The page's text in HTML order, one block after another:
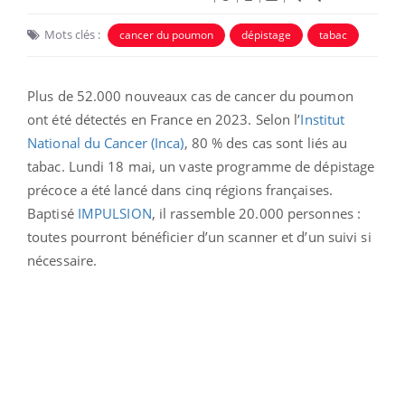
Mots clés : cancer du poumon dépistage tabac
Plus de 52.000 nouveaux cas de cancer du poumon
ont été détectés en France en 2023. Selon l’Institut
National du Cancer (Inca), 80 % des cas sont liés au
tabac. Lundi 18 mai, un vaste programme de dépistage
précoce a été lancé dans cinq régions françaises.
Baptisé IMPULSION, il rassemble 20.000 personnes :
toutes pourront bénéficier d’un scanner et d’un suivi si
nécessaire.